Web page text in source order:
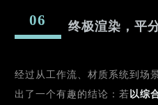
06 终极渲染，平
经过从工作流、材质系统到场
出了一个有趣的结论：若 以综